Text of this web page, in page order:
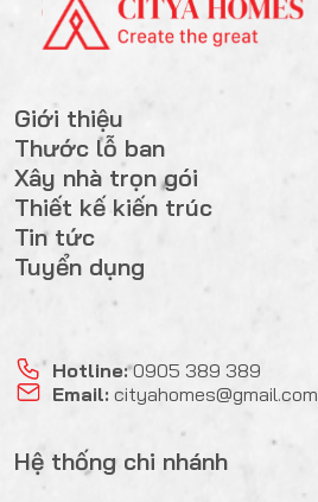
Giới thiệu
Thước lỗ ban
Xây nhà trọn gói
Thiết kế kiến trúc
Tin tức
Tuyển dụng
Hotline: 0905 389 389
Email: cityahomes@gmail.com
Hệ thống chi nhánh